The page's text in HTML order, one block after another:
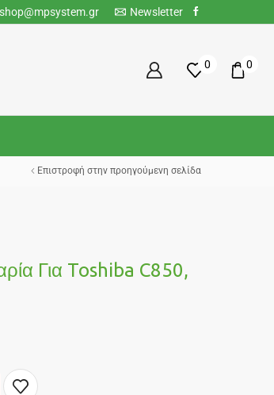
Newsletter
0 0
Επιστροφή στην προηγούμενη σελίδα
Για Toshiba C850,